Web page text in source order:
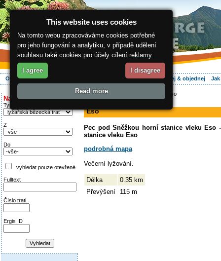
O regionu Aktivně Ubytování Hledej & objednej
Najděte si:
Typ trati
Z
Do
vyhledat pouze otevřené
Fulltext
Číslo trati
Ergis ID
ergis.cz> > Eso
Eso
Pec pod Sněžkou horní stanice vleku Eso
stanice vleku Eso
podrobná mapa
Večerní lyžování.
Délka
0.35 km
Převýšení
115 m
This website uses cookies
Na tomto webu zpracováváme cookies potřebné
pro jeho fungování a analytiku, v případě udělení
souhlasu také cookies pro účely cílení reklamy.
I agree I disagree
Read more